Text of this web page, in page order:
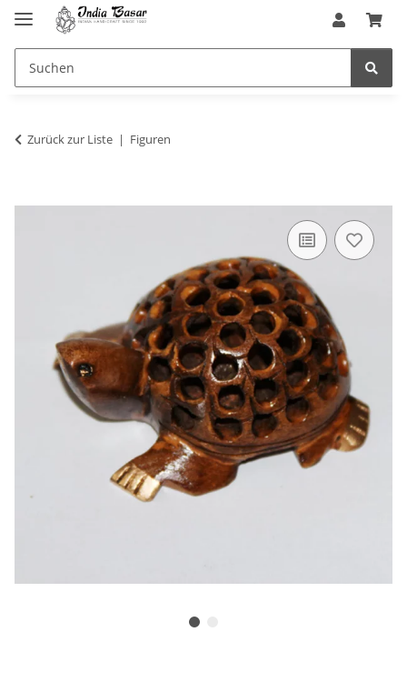
Zurück zur Liste Figuren